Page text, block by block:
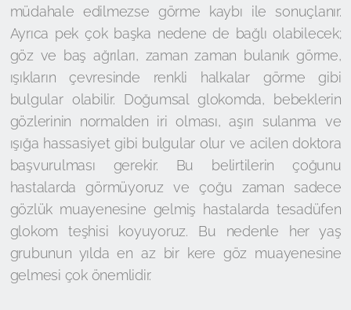
müdahale edilmezse görme kaybı ile sonuçlanır.
Ayrıca pek çok başka nedene de bağlı olabilecek;
göz ve baş ağrıları, zaman zaman bulanık görme,
ışıkların çevresinde renkli halkalar görme gibi
bulgular olabilir. Doğumsal glokomda, bebeklerin
gözlerinin normalden iri olması, aşırı sulanma ve
ışığa hassasiyet gibi bulgular olur ve acilen doktora
başvurulması gerekir. Bu belirtilerin çoğunu
hastalarda görmüyoruz ve çoğu zaman sadece
gözlük muayenesine gelmiş hastalarda tesadüfen
glokom teşhisi koyuyoruz. Bu nedenle her yaş
grubunun yılda en az bir kere göz muayenesine
gelmesi çok önemlidir.